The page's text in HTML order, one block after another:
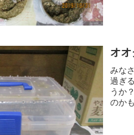
オ
みな
過ぎ
うか
のか